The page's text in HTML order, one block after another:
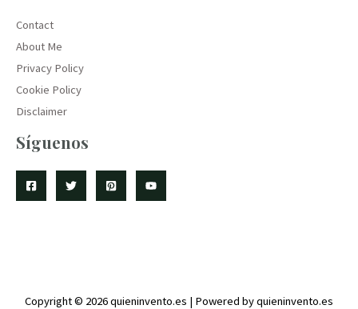
Contact
About Me
Privacy Policy
Cookie Policy
Disclaimer
Síguenos
Copyright © 2026 quieninvento.es | Powered by quieninvento.es